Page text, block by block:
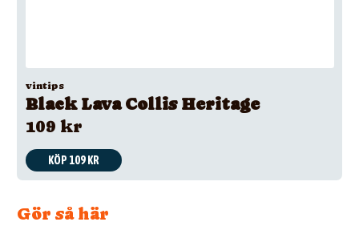
vintips
Black Lava Collis Heritage
109 kr
KÖP 109 KR
Gör så här